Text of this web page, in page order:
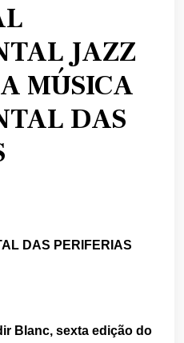
JAZZ
MÚSICA
DAS
DAS PERIFERIAS
Blanc, sexta edição do